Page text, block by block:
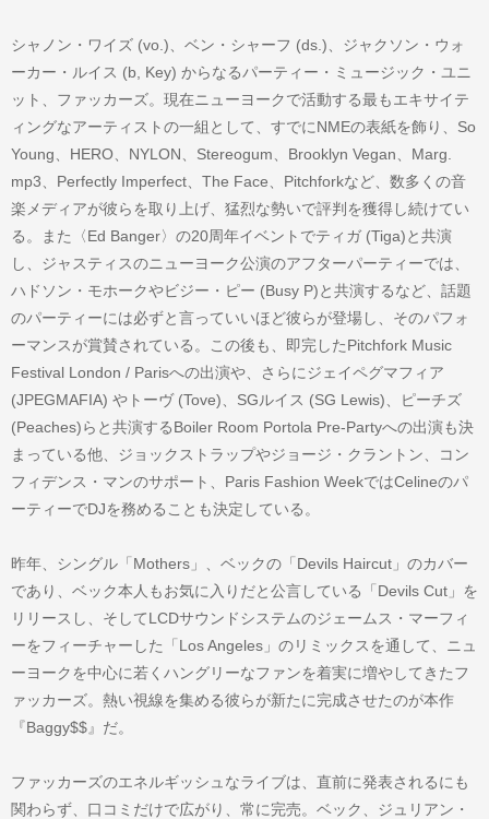
シャノン・ワイズ (vo.)、ベン・シャーフ (ds.)、ジャクソン・ウォ
ーカー・ルイス (b, Key) からなるパーティー・ミュージック・ユニ
ット、ファッカーズ。現在ニューヨークで活動する最もエキサイテ
ィングなアーティストの一組として、すでにNMEの表紙を飾り、So
Young、HERO、NYLON、Stereogum、Brooklyn Vegan、Marg.
mp3、Perfectly Imperfect、The Face、Pitchforkなど、数多くの音
楽メディアが彼らを取り上げ、猛烈な勢いで評判を獲得し続けてい
る。また〈Ed Banger〉の20周年イベントでティガ (Tiga)と共演
し、ジャスティスのニューヨーク公演のアフターパーティーでは、
ハドソン・モホークやビジー・ピー (Busy P)と共演するなど、話題
のパーティーには必ずと言っていいほど彼らが登場し、そのパフォ
ーマンスが賞賛されている。この後も、即完したPitchfork Music
Festival London / Parisへの出演や、さらにジェイペグマフィア
(JPEGMAFIA) やトーヴ (Tove)、SGルイス (SG Lewis)、ピーチズ
(Peaches)らと共演するBoiler Room Portola Pre-Partyへの出演も決
まっている他、ジョックストラップやジョージ・クラントン、コン
フィデンス・マンのサポート、Paris Fashion WeekではCelineのパ
ーティーでDJを務めることも決定している。
昨年、シングル「Mothers」、ベックの「Devils Haircut」のカバー
であり、ベック本人もお気に入りだと公言している「Devils Cut」を
リリースし、そしてLCDサウンドシステムのジェームス・マーフィ
ーをフィーチャーした「Los Angeles」のリミックスを通して、ニュ
ーヨークを中心に若くハングリーなファンを着実に増やしてきたフ
ァッカーズ。熱い視線を集める彼らが新たに完成させたのが本作
『Baggy$$』だ。
ファッカーズのエネルギッシュなライブは、直前に発表されるにも
関わらず、口コミだけで広がり、常に完売。ベック、ジュリアン・